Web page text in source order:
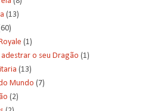
(13)
(1)
o seu Dragão (1)
(13)
Mundo (7)
(2)